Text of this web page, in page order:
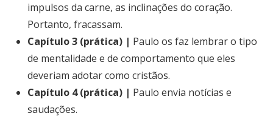
impulsos da carne, as inclinações do coração.
Portanto, fracassam.
Capítulo 3 (prática) | Paulo os faz lembrar o tipo
de mentalidade e de comportamento que eles
deveriam adotar como cristãos.
Capítulo 4 (prática) | Paulo envia notícias e
saudações.